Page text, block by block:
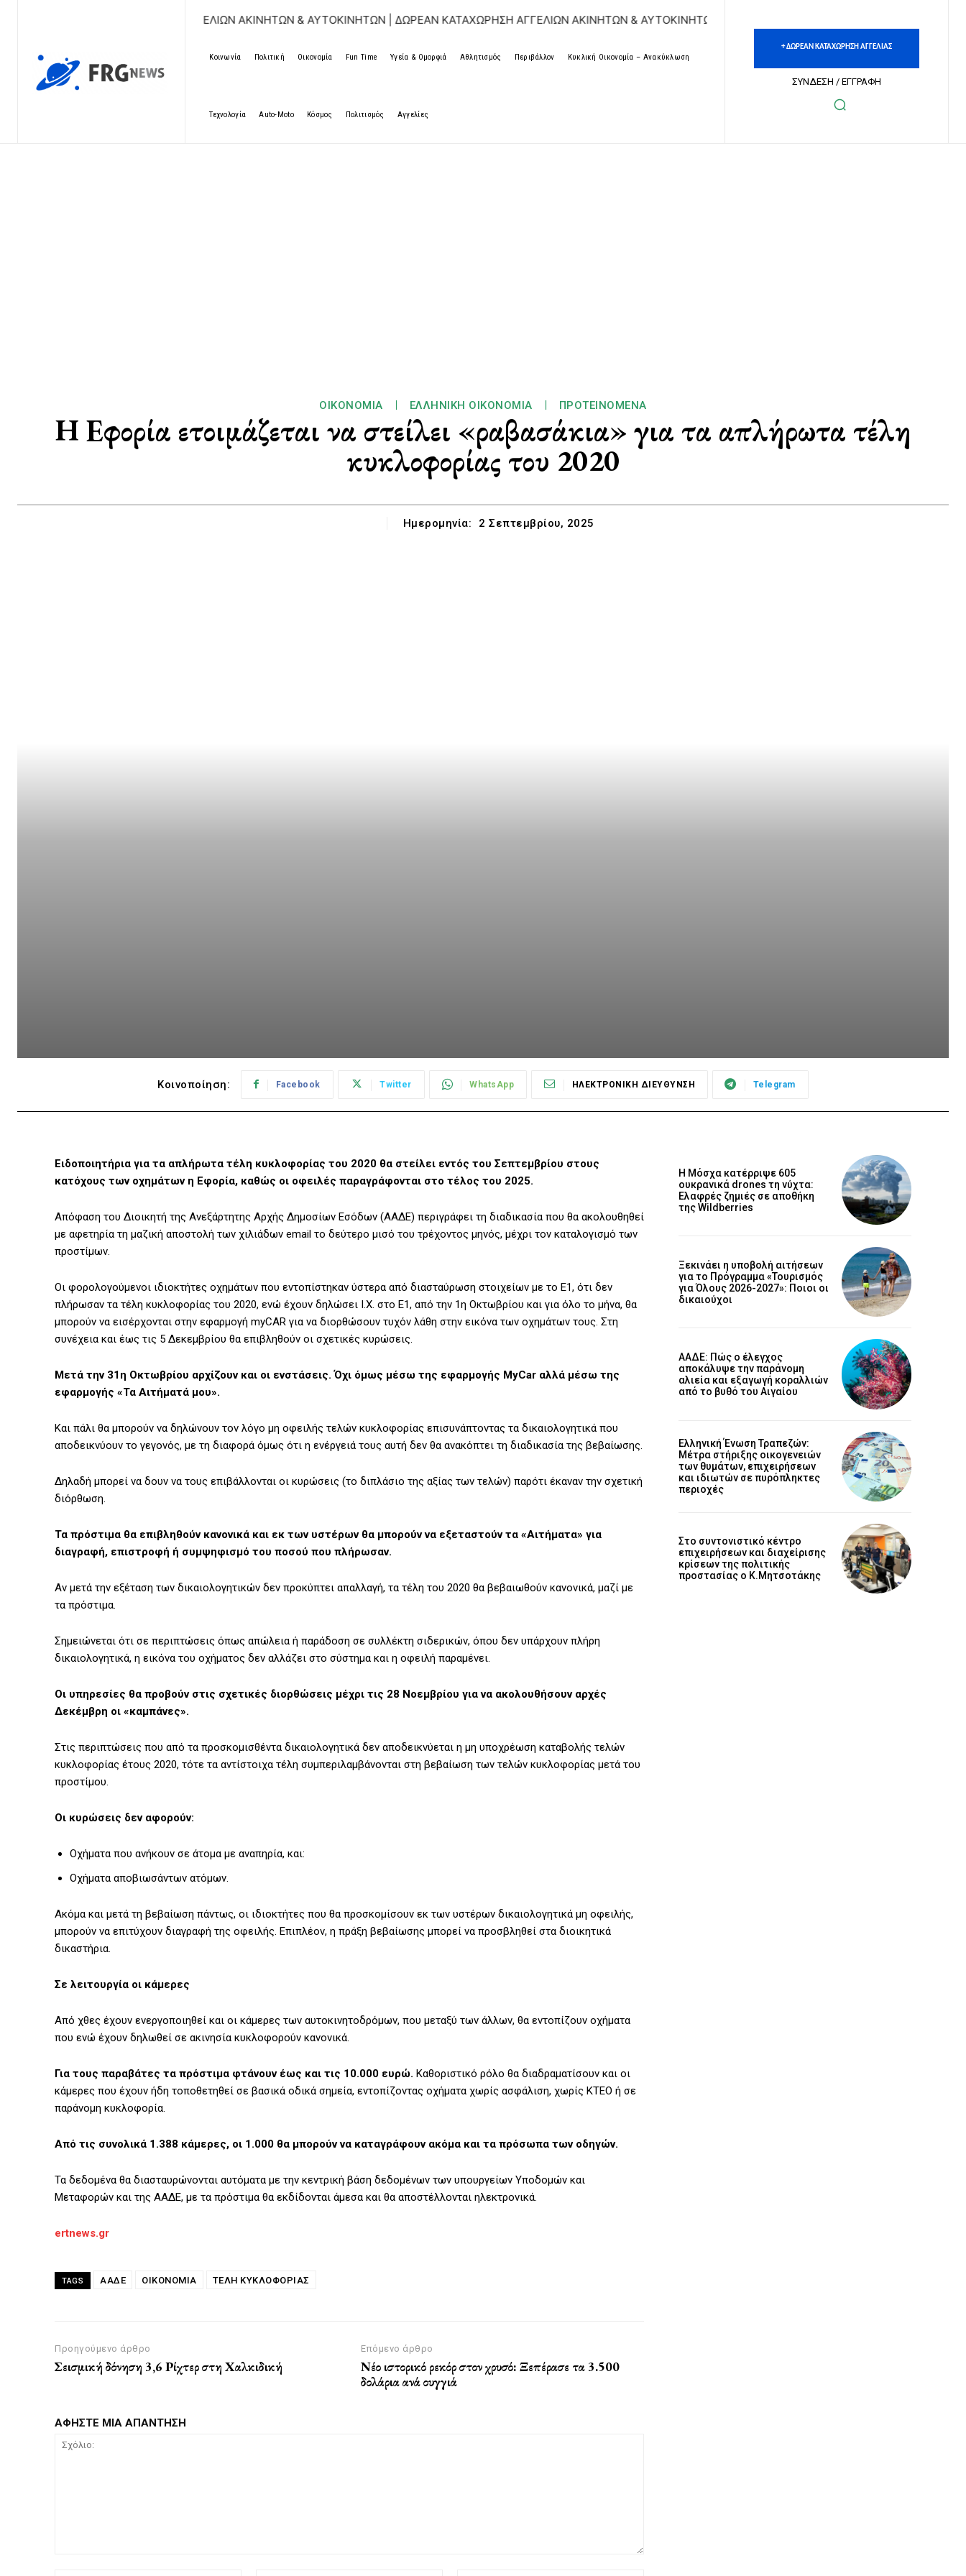
ΔΩΡΕΑΝ ΚΑΤΑΧΩΡΗΣΗ ΑΓΓΕΛΙΩΝ ΑΚΙΝΗΤΩΝ & ΑΥΤΟΚΙΝΗΤΩΝ | ΔΩΡΕΑΝ ΚΑΤΑΧΩΡΗΣΗ ΑΓΓΕΛΙΩΝ ΑΚΙΝΗΤΩΝ & ΑΥΤΟΚΙΝΗΤΩΝ | ΔΩΡΕΑΝ ΚΑΤΑΧΩΡΗΣΗ ΑΓΓΕΛΙΩΝ ΑΚΙΝΗΤΩΝ &
Κοινωνία Πολιτική Οικονομία Fun Time Υγεία & Ομορφιά Αθλητισμός Περιβάλλον Κυκλική Οικονομία – Ανακύκλωση
Τεχνολογία Auto-Moto Κόσμος Πολιτισμός Αγγελίες
+ ΔΩΡΕΑΝ ΚΑΤΑΧΩΡΗΣΗ ΑΓΓΕΛΙΑΣ
ΣΥΝΔΕΣΗ / ΕΓΓΡΑΦΗ
ΟΙΚΟΝΟΜΊΑ ΕΛΛΗΝΙΚΉ ΟΙΚΟΝΟΜΊΑ ΠΡΟΤΕΙΝΌΜΕΝΑ
Η Εφορία ετοιμάζεται να στείλει «ραβασάκια» για τα απλήρωτα τέλη
κυκλοφορίας του 2020
Ημερομηνία: 2 Σεπτεμβρίου, 2025
Κοινοποίηση: Facebook Twitter WhatsApp ΗΛΕΚΤΡΟΝΙΚΗ ΔΙΕΥΘΥΝΣΗ Telegram
Ειδοποιητήρια για τα απλήρωτα τέλη κυκλοφορίας του 2020 θα στείλει εντός του Σεπτεμβρίου στους
κατόχους των οχημάτων η Εφορία, καθώς οι οφειλές παραγράφονται στο τέλος του 2025.
Απόφαση του Διοικητή της Ανεξάρτητης Αρχής Δημοσίων Εσόδων (ΑΑΔΕ) περιγράφει τη διαδικασία που θα ακολουθηθεί
με αφετηρία τη μαζική αποστολή των χιλιάδων email το δεύτερο μισό του τρέχοντος μηνός, μέχρι τον καταλογισμό των
προστίμων.
Οι φορολογούμενοι ιδιοκτήτες οχημάτων που εντοπίστηκαν ύστερα από διασταύρωση στοιχείων με το Ε1, ότι δεν
πλήρωσαν τα τέλη κυκλοφορίας του 2020, ενώ έχουν δηλώσει Ι.Χ. στο Ε1, από την 1η Οκτωβρίου και για όλο το μήνα, θα
μπορούν να εισέρχονται στην εφαρμογή myCAR για να διορθώσουν τυχόν λάθη στην εικόνα των οχημάτων τους. Στη
συνέχεια και έως τις 5 Δεκεμβρίου θα επιβληθούν οι σχετικές κυρώσεις.
Μετά την 31η Οκτωβρίου αρχίζουν και οι ενστάσεις. Όχι όμως μέσω της εφαρμογής MyCar αλλά μέσω της
εφαρμογής «Τα Αιτήματά μου».
Και πάλι θα μπορούν να δηλώνουν τον λόγο μη οφειλής τελών κυκλοφορίας επισυνάπτοντας τα δικαιολογητικά που
αποδεικνύουν το γεγονός, με τη διαφορά όμως ότι η ενέργειά τους αυτή δεν θα ανακόπτει τη διαδικασία της βεβαίωσης.
Δηλαδή μπορεί να δουν να τους επιβάλλονται οι κυρώσεις (το διπλάσιο της αξίας των τελών) παρότι έκαναν την σχετική
διόρθωση.
Τα πρόστιμα θα επιβληθούν κανονικά και εκ των υστέρων θα μπορούν να εξεταστούν τα «Αιτήματα» για
διαγραφή, επιστροφή ή συμψηφισμό του ποσού που πλήρωσαν.
Αν μετά την εξέταση των δικαιολογητικών δεν προκύπτει απαλλαγή, τα τέλη του 2020 θα βεβαιωθούν κανονικά, μαζί με
τα πρόστιμα.
Σημειώνεται ότι σε περιπτώσεις όπως απώλεια ή παράδοση σε συλλέκτη σιδερικών, όπου δεν υπάρχουν πλήρη
δικαιολογητικά, η εικόνα του οχήματος δεν αλλάζει στο σύστημα και η οφειλή παραμένει.
Οι υπηρεσίες θα προβούν στις σχετικές διορθώσεις μέχρι τις 28 Νοεμβρίου για να ακολουθήσουν αρχές
Δεκέμβρη οι «καμπάνες».
Στις περιπτώσεις που από τα προσκομισθέντα δικαιολογητικά δεν αποδεικνύεται η μη υποχρέωση καταβολής τελών
κυκλοφορίας έτους 2020, τότε τα αντίστοιχα τέλη συμπεριλαμβάνονται στη βεβαίωση των τελών κυκλοφορίας μετά του
προστίμου.
Οι κυρώσεις δεν αφορούν:
Οχήματα που ανήκουν σε άτομα με αναπηρία, και:
Οχήματα αποβιωσάντων ατόμων.
Ακόμα και μετά τη βεβαίωση πάντως, οι ιδιοκτήτες που θα προσκομίσουν εκ των υστέρων δικαιολογητικά μη οφειλής,
μπορούν να επιτύχουν διαγραφή της οφειλής. Επιπλέον, η πράξη βεβαίωσης μπορεί να προσβληθεί στα διοικητικά
δικαστήρια.
Σε λειτουργία οι κάμερες
Από χθες έχουν ενεργοποιηθεί και οι κάμερες των αυτοκινητοδρόμων, που μεταξύ των άλλων, θα εντοπίζουν οχήματα
που ενώ έχουν δηλωθεί σε ακινησία κυκλοφορούν κανονικά.
Για τους παραβάτες τα πρόστιμα φτάνουν έως και τις 10.000 ευρώ. Καθοριστικό ρόλο θα διαδραματίσουν και οι
κάμερες που έχουν ήδη τοποθετηθεί σε βασικά οδικά σημεία, εντοπίζοντας οχήματα χωρίς ασφάλιση, χωρίς ΚΤΕΟ ή σε
παράνομη κυκλοφορία.
Από τις συνολικά 1.388 κάμερες, οι 1.000 θα μπορούν να καταγράφουν ακόμα και τα πρόσωπα των οδηγών.
Τα δεδομένα θα διασταυρώνονται αυτόματα με την κεντρική βάση δεδομένων των υπουργείων Υποδομών και
Μεταφορών και της ΑΑΔΕ, με τα πρόστιμα θα εκδίδονται άμεσα και θα αποστέλλονται ηλεκτρονικά.
ertnews.gr
TAGS ΑΑΔΕ ΟΙΚΟΝΟΜΙΑ ΤΕΛΗ ΚΥΚΛΟΦΟΡΙΑΣ
Προηγούμενο άρθρο
Σεισμική δόνηση 3,6 Ρίχτερ στη Χαλκιδική
Επόμενο άρθρο
Νέο ιστορικό ρεκόρ στον χρυσό: Ξεπέρασε τα 3.500
δολάρια ανά ουγγιά
ΑΦΗΣΤΕ ΜΙΑ ΑΠΑΝΤΗΣΗ
Η Μόσχα κατέρριψε 605
ουκρανικά drones τη νύχτα:
Ελαφρές ζημιές σε αποθήκη
της Wildberries
Ξεκινάει η υποβολή αιτήσεων
για το Πρόγραμμα «Τουρισμός
για Όλους 2026-2027»: Ποιοι οι
δικαιούχοι
ΑΑΔΕ: Πώς ο έλεγχος
αποκάλυψε την παράνομη
αλιεία και εξαγωγή κοραλλιών
από το βυθό του Αιγαίου
Ελληνική Ένωση Τραπεζών:
Μέτρα στήριξης οικογενειών
των θυμάτων, επιχειρήσεων
και ιδιωτών σε πυρόπληκτες
περιοχές
Στο συντονιστικό κέντρο
επιχειρήσεων και διαχείρισης
κρίσεων της πολιτικής
προστασίας ο Κ.Μητσοτάκης